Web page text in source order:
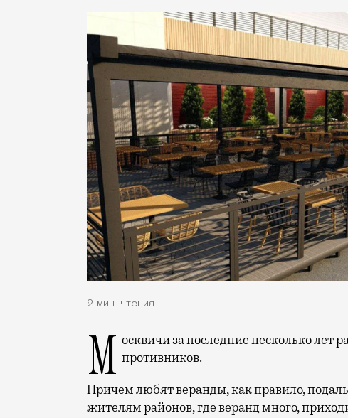
2 мин. чтения
Москвичи за последние несколько лет разделились на любителей веранд и их противников.
Причем любят веранды, как правило,
жителям районов, где веранд много,